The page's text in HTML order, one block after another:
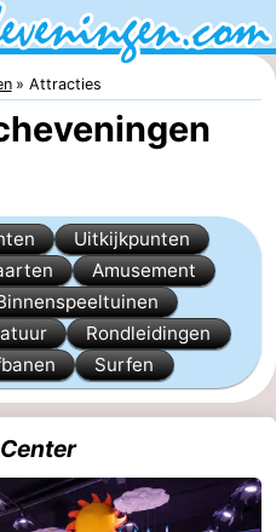
Attracties
Uitkijkpunten
Amusement
Rondleidingen
Surfen